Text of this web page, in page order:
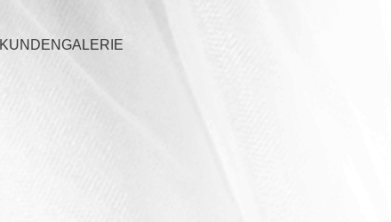
KUNDENGALERIE